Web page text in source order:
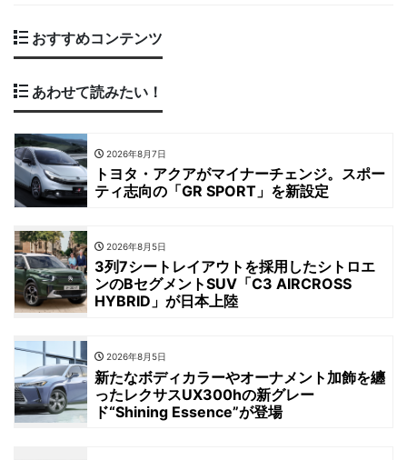
おすすめコンテンツ
あわせて読みたい！
2026年8月7日
トヨタ・アクアがマイナーチェンジ。スポー
ティ志向の「GR SPORT」を新設定
2026年8月5日
3列7シートレイアウトを採用したシトロエ
ンのBセグメントSUV「C3 AIRCROSS
HYBRID」が日本上陸
2026年8月5日
新たなボディカラーやオーナメント加飾を纏
ったレクサスUX300hの新グレー
ド“Shining Essence”が登場